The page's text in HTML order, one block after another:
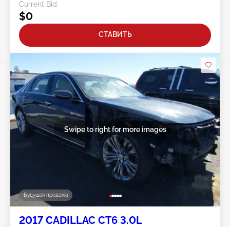
Current Bid:
$0
СТАВИТЬ
Будущая продажа
Swipe to right for more images
2017 CADILLAC CT6 3.0L